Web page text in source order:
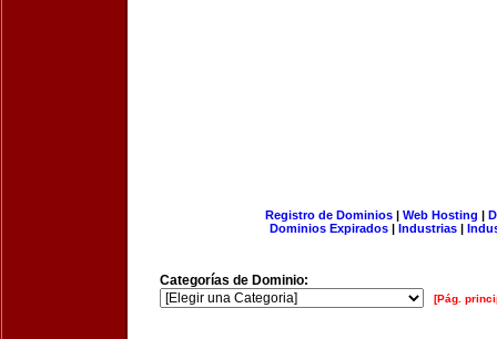
Registro de Dominios| Web Hosting |
Dominios Expirados | Industrias |
Categorías de Dominio:
[Pág.